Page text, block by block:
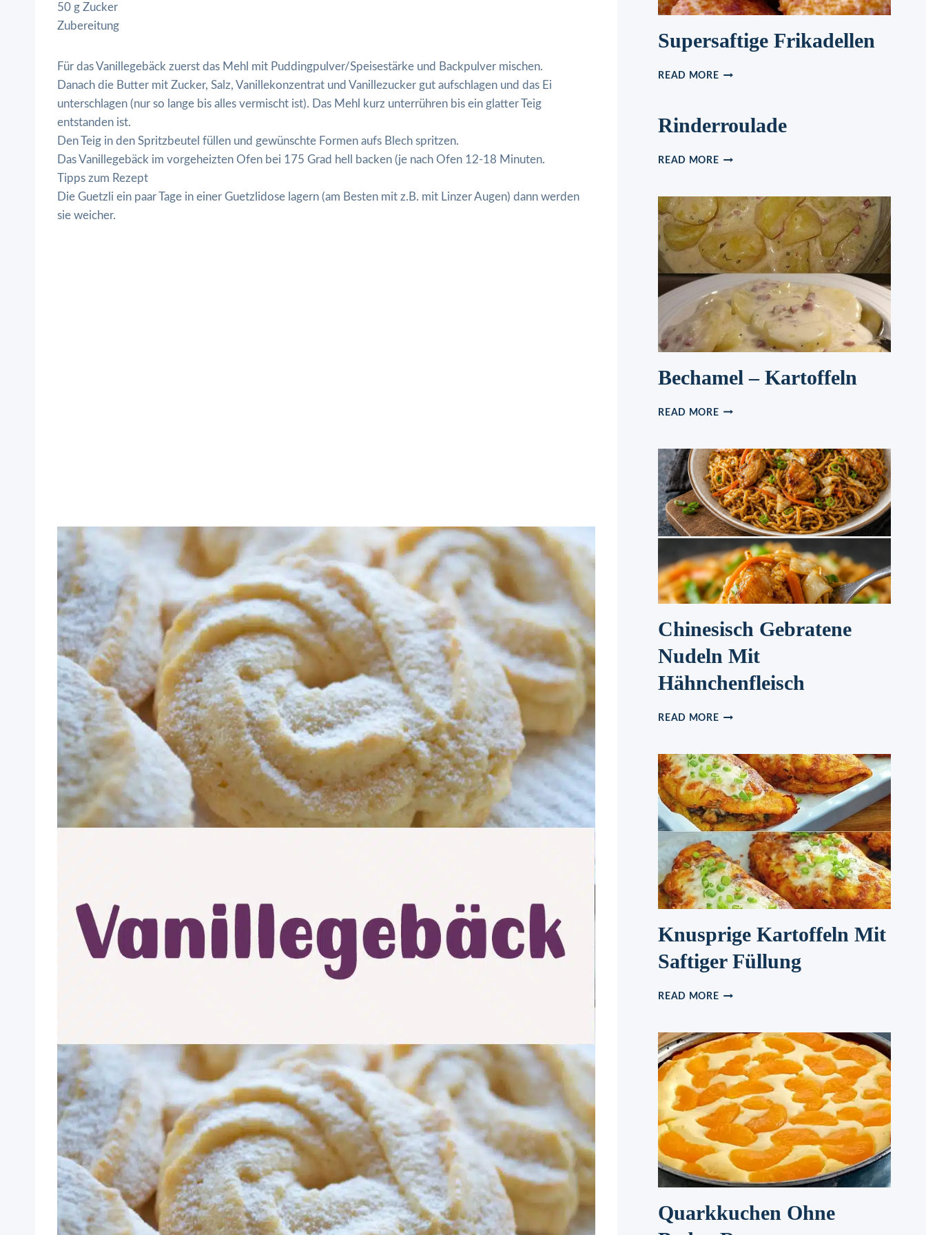
50 g Zucker
Zubereitung
Für das Vanillegebäck zuerst das Mehl mit Puddingpulver/Speisestärke und Backpulver mischen.
Danach die Butter mit Zucker, Salz, Vanillekonzentrat und Vanillezucker gut aufschlagen und das Ei
unterschlagen (nur so lange bis alles vermischt ist). Das Mehl kurz unterrühren bis ein glatter Teig
entstanden ist.
Den Teig in den Spritzbeutel füllen und gewünschte Formen aufs Blech spritzen.
Das Vanillegebäck im vorgeheizten Ofen bei 175 Grad hell backen (je nach Ofen 12-18 Minuten.
Tipps zum Rezept
Die Guetzli ein paar Tage in einer Guetzlidose lagern (am Besten mit z.B. mit Linzer Augen) dann werden
sie weicher.
Supersaftige Frikadellen
READ MORESUPERSAFTIGE
Rinderroulade
READ MORERINDERROULADE
Bechamel – Kartoffeln
READ MOREBECHAMEL
Chinesisch Gebratene
Nudeln Mit
Hähnchenfleisch
READ MORECHINESISCH
MIT
HÄHNCHENFLEISCH
Knusprige Kartoffeln Mit
Saftiger Füllung
READ MOREKNUSPRIGE
SAFTIGER
FÜLLUNG
Quarkkuchen Ohne